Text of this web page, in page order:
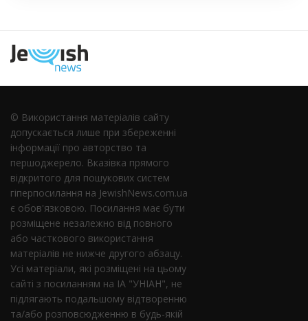
© Використання матеріалів сайту
допускається лише при збереженні
інформації про авторство та
першоджерело. Вказівка ​​прямого
відкритого для пошукових систем
гіперпосилання на JewishNews.com.ua
є обов'язковою. Посилання має бути
розміщене незалежно від повного
або часткового використання
матеріалів не нижче другого абзацу.
Усі матеріали, які розміщені на цьому
сайті з посиланням на ІА "УНІАН", не
підлягають подальшому відтворенню
та/або розповсюдженню в будь-якій